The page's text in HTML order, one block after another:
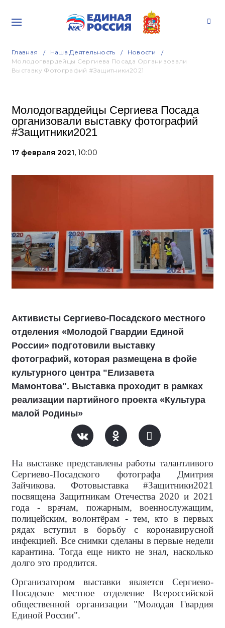
Главная Наша Деятельность
Новости
Молодогвардейцы Сергиева Посада Организовали
Выставку Фотографий #Защитники2021
Молодогвардейцы Сергиева Посада
организовали выставку фотографий
#Защитники2021
17 февраля 2021, 10:00
Активисты Сергиево-Посадского местного
отделения «Молодой Гвардии Единой
России» подготовили выставку
фотографий, которая размещена в фойе
культурного центра "Елизавета
Мамонтова". Выставка проходит в рамках
реализации партийного проекта «Культура
малой Родины»
На выставке представлены работы талантливого
Сергиево-Посадского фотографа Дмитрия
Зайчикова. Фотовыставка #Защитники2021
посвящена Защитникам Отечества 2020 и 2021
года - врачам, пожарным, военнослужащим,
полицейским, волонтёрам - тем, кто в первых
рядах вступил в борьбу с коронавирусной
инфекцией. Все снимки сделаны в первые недели
карантина. Тогда еще никто не знал, насколько
долго это продлится.
Организатором выставки является Сергиево-
Посадское местное отделение Всероссийской
общественной организации "Молодая Гвардия
Единой России".